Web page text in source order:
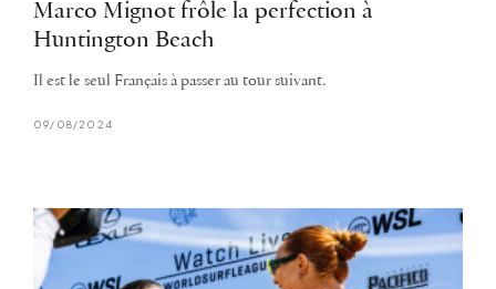
Marco Mignot frôle la perfection à
Huntington Beach
Il est le seul Français à passer au tour suivant.
09/08/2024